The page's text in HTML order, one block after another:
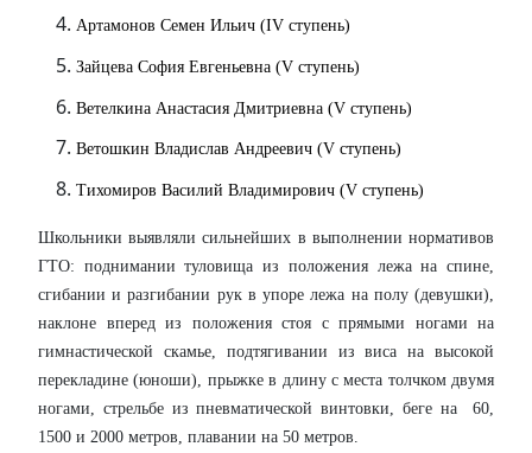
Артамонов Семен Ильич (IV ступень)
Зайцева София Евгеньевна (V ступень)
Ветелкина Анастасия Дмитриевна (V ступень)
Ветошкин Владислав Андреевич (V ступень)
Тихомиров Василий Владимирович (V ступень)
Школьники выявляли сильнейших в выполнении нормативов
ГТО: поднимании туловища из положения лежа на спине,
сгибании и разгибании рук в упоре лежа на полу (девушки),
наклоне вперед из положения стоя с прямыми ногами на
гимнастической скамье, подтягивании из виса на высокой
перекладине (юноши), прыжке в длину с места толчком двумя
ногами, стрельбе из пневматической винтовки, беге на 60,
1500 и 2000 метров, плавании на 50 метров.